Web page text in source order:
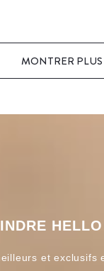
MONTRER PLUS
et exclusifs